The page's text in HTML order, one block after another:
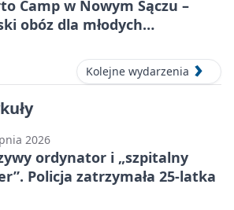
Camp w Nowym Sączu –
obóz dla młodych
Kolejne wydarzenia
2026
ordynator i „szpitalny
Policja zatrzymała 25-latka